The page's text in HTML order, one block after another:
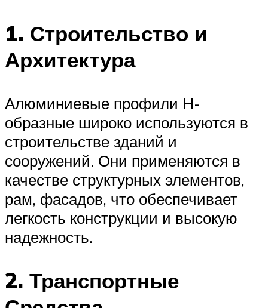
1. Строительство и
Архитектура
Алюминиевые профили H-
образные широко используются в
строительстве зданий и
сооружений. Они применяются в
качестве структурных элементов,
рам, фасадов, что обеспечивает
легкость конструкции и высокую
надежность.
2. Транспортные